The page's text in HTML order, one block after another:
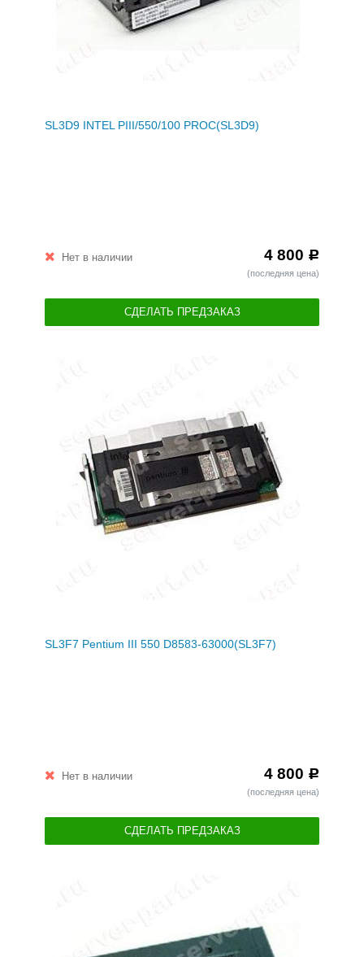
SL3D9 INTEL PIII/550/100 PROC(SL3D9)
Нет в наличии 4 800 Р
(последняя цена)
СДЕЛАТЬ ПРЕДЗАКАЗ
SL3F7 Pentium III 550 D8583-63000(SL3F7)
Нет в наличии 4 800 Р
(последняя цена)
СДЕЛАТЬ ПРЕДЗАКАЗ